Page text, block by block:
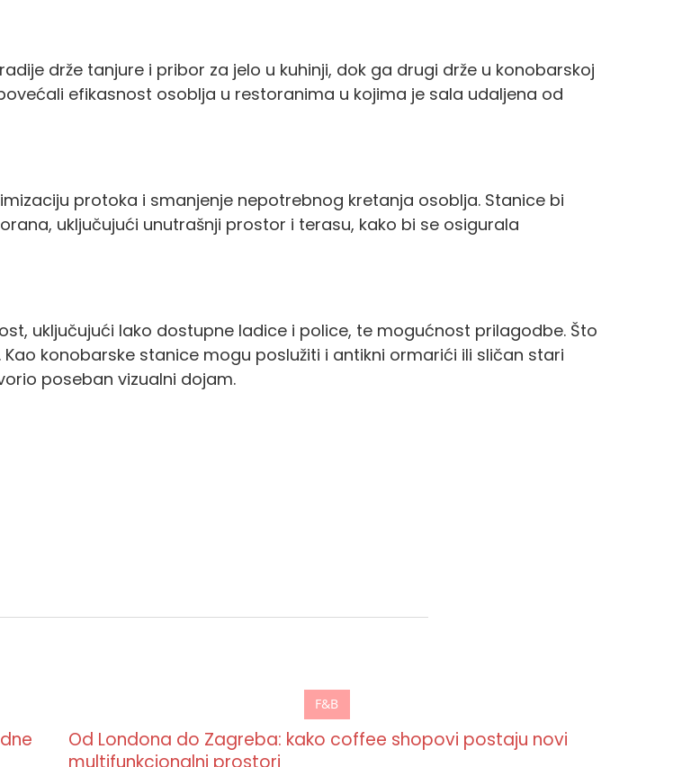
drže tanjure i pribor za jelo u kuhinji, dok ga drugi drže u konobarskoj
efikasnost osoblja u restoranima u kojima je sala udaljena od
protoka i smanjenje nepotrebnog kretanja osoblja. Stanice bi
uključujući unutrašnji prostor i terasu, kako bi se osigurala
uključujući lako dostupne ladice i police, te mogućnost prilagodbe. Što
konobarske stanice mogu poslužiti i antikni ormarići ili sličan stari
poseban vizualni dojam.
F&B
Od Londona do Zagreba: kako coffee shopovi postaju novi
multifunkcionalni prostori